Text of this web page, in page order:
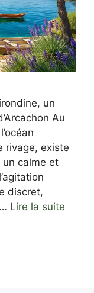
un
Au
rivage, existe
un calme et
discret,
Lire la suite